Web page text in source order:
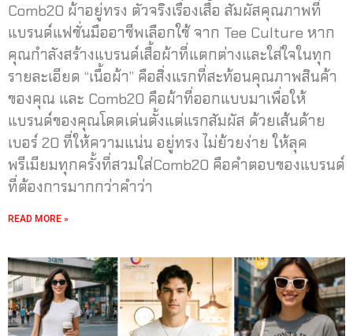
Comb20 ผ้าอยู่ทรง ตัวจริงเรื่องเสื้อ สัมผัสคุณภาพที่
แบรนด์แฟชั่นมืออาชีพเลือกใช้ จาก Tee Culture หาก
คุณกำลังสร้างแบรนด์เสื้อผ้าที่แตกต่างและใส่ใจในทุก
รายละเอียด “เนื้อผ้า” คือสิ่งแรกที่สะท้อนคุณภาพสินค้า
ของคุณ และ Comb20 คือผ้าที่ออกแบบมาเพื่อให้
แบรนด์ของคุณโดดเด่นตั้งแต่แรกสัมผัส ด้วยเส้นด้าย
เบอร์ 20 ที่ให้ความแน่น อยู่ทรง ไม่ย้วยง่าย ให้ลุค
พรีเมียมทุกครั้งที่สวมใส่Comb20 คือคำตอบของแบรนด์
ที่ต้องการมากกว่าคำว่า
READ MORE »